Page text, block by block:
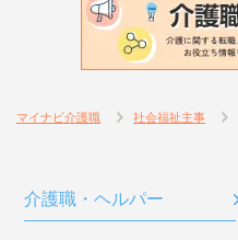
マイナビ介護職 社会福祉主事
介護職・ヘルパー